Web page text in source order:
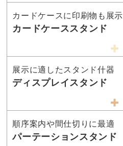
カードケースに印刷物も展示
カードケーススタンド
展示に適したスタンド什器
ディスプレイスタンド
順序案内や間仕切りに最適
パーテーションスタンド